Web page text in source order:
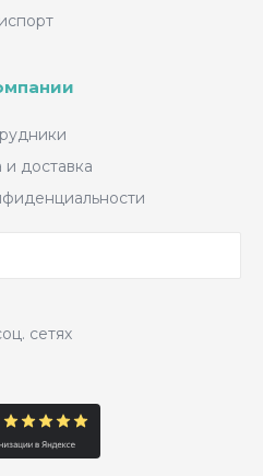
и доставка
сетях